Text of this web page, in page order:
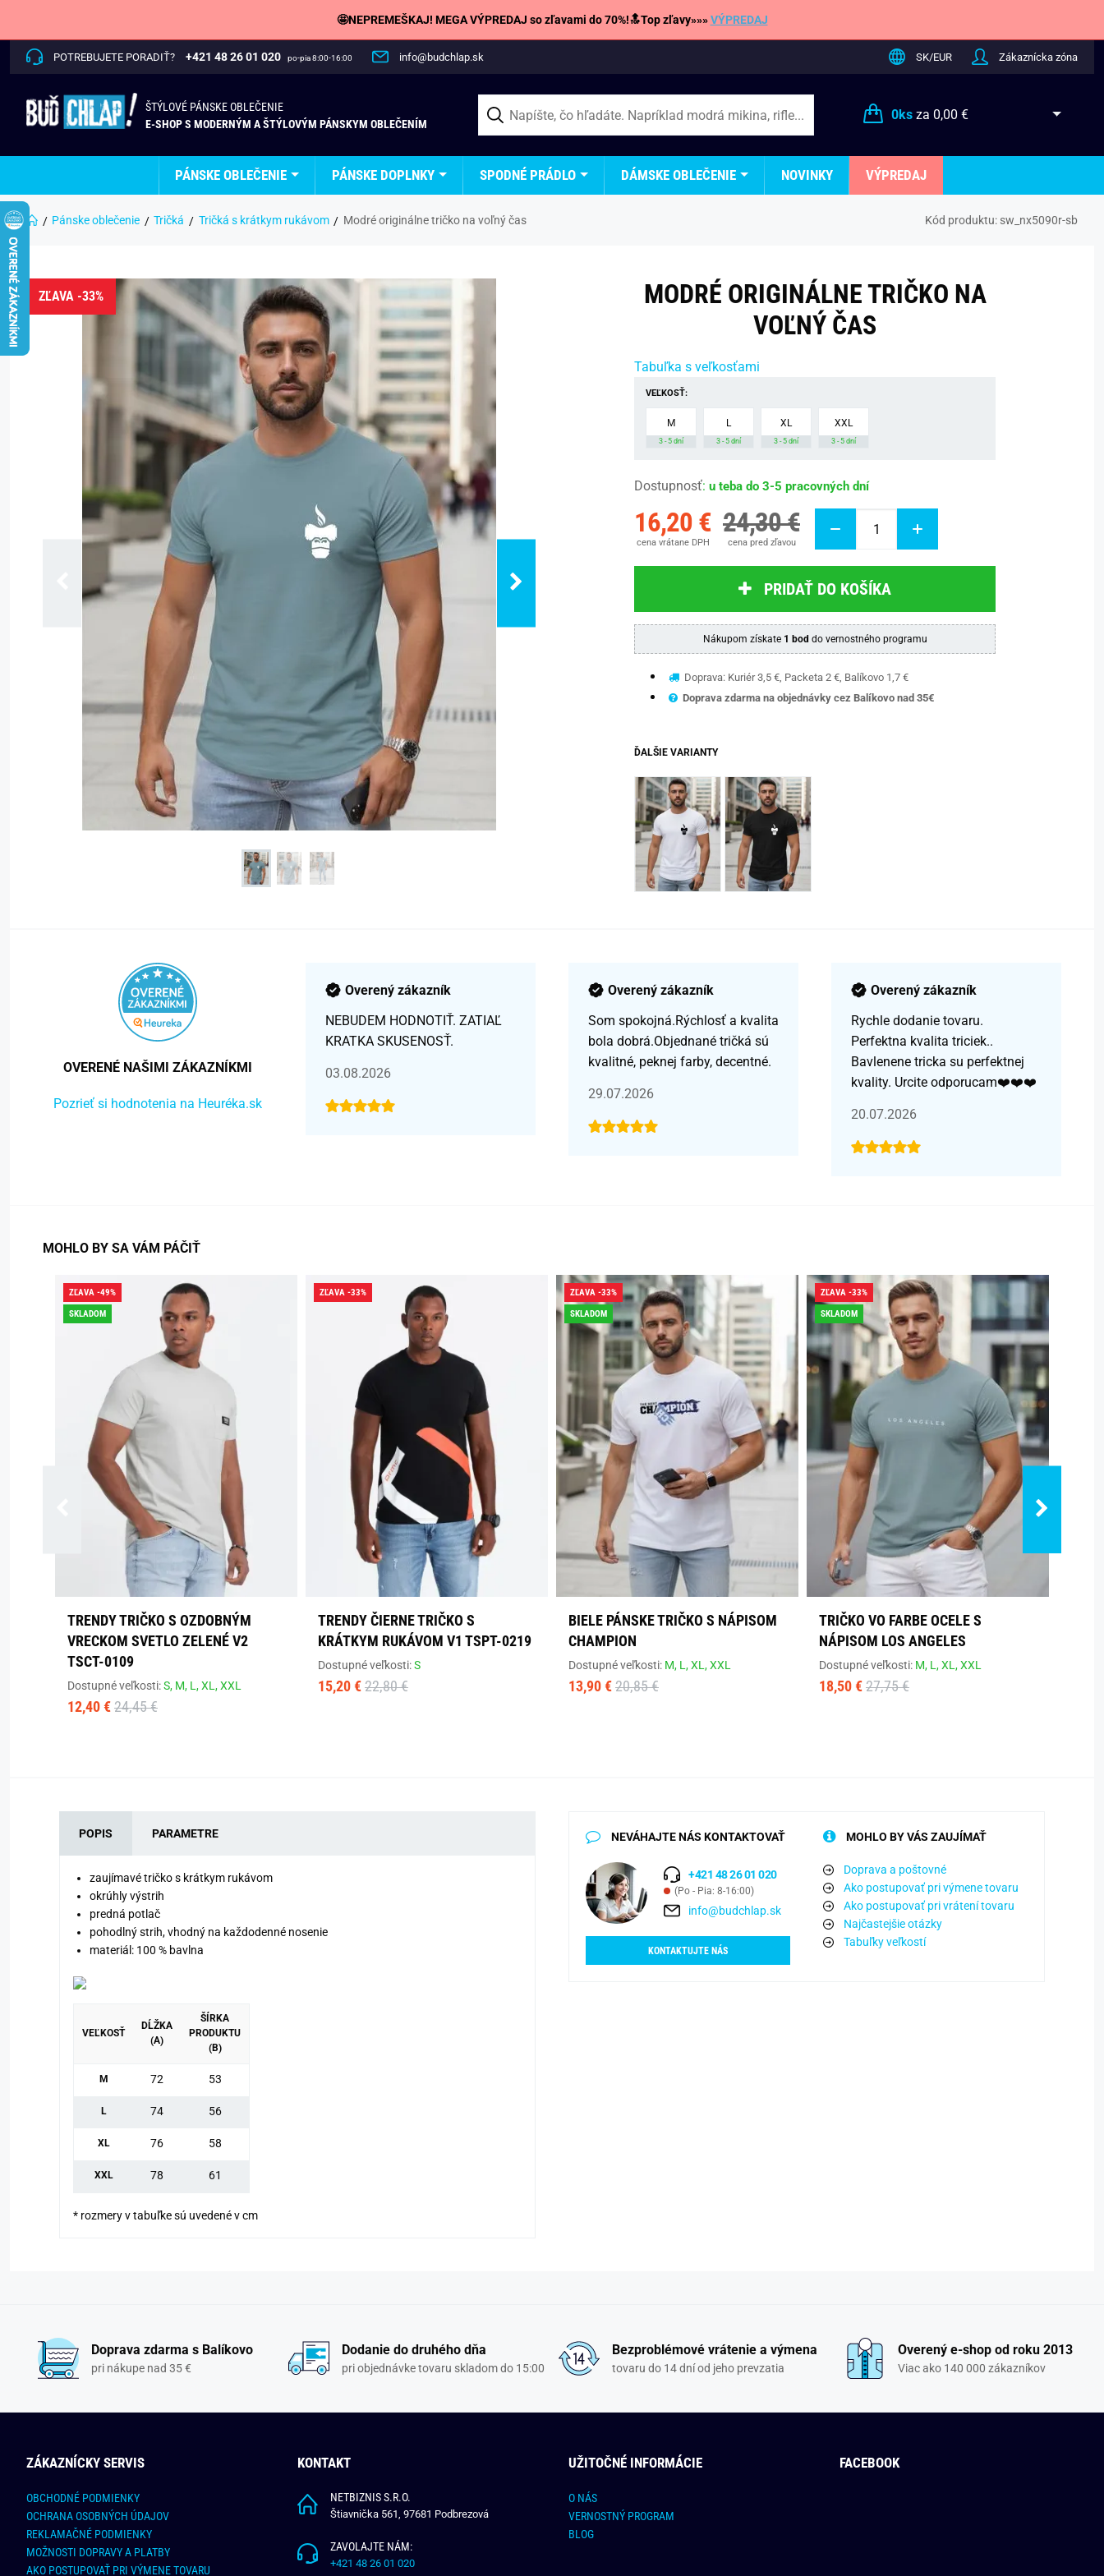
🤩NEPREMEŠKAJ! MEGA VÝPREDAJ so zľavami do 70%!🔝Top zľavy»»»VÝPREDAJ
POTREBUJETE PORADIŤ? +421 48 26 01 020 po-pia 8:00-16:00 info@budchlap.sk SK/EUR Zákaznícka zóna
ŠTÝLOVÉ PÁNSKE OBLEČENIE
E-SHOP S MODERNÝM A ŠTÝLOVÝM PÁNSKYM OBLEČENÍM
0ksza 0,00 €
PÁNSKE OBLEČENIE PÁNSKE DOPLNKY SPODNÉ PRÁDLO DÁMSKE OBLEČENIE NOVINKY VÝPREDAJ
Pánske oblečenie Tričká Tričká s krátkym rukávom Modré originálne tričko na voľný čas Kód produktu: sw_nx5090r-sb
ZĽAVA -33%
MODRÉ ORIGINÁLNE TRIČKO NA
VOĽNÝ ČAS
Tabuľka s veľkosťami
VEĽKOSŤ:
M
3 - 5 dní
L
3 - 5 dní
XL
3 - 5 dní
XXL
3 - 5 dní
Dostupnosť: u teba do 3-5 pracovných dní
16,20 €
cena vrátane DPH
24,30 €
cena pred zľavou
PRIDAŤ DO KOŠÍKA
Nákupom získate 1 bod do vernostného programu
Doprava: Kuriér 3,5 €, Packeta 2 €, Balíkovo 1,7 €
Doprava zdarma na objednávky cez Balíkovo nad 35€
ĎALŠIE VARIANTY
OVERENÉ NAŠIMI ZÁKAZNÍKMI
Pozrieť si hodnotenia na Heuréka.sk
Overený zákazník
NEBUDEM HODNOTIŤ. ZATIAĽ
KRATKA SKUSENOSŤ.
03.08.2026
Overený zákazník
Som spokojná.Rýchlosť a kvalita
bola dobrá.Objednané tričká sú
kvalitné, peknej farby, decentné.
29.07.2026
Overený zákazník
Rychle dodanie tovaru.
Perfektna kvalita triciek..
Bavlenene tricka su perfektnej
kvality. Urcite odporucam❤️❤️❤️
20.07.2026
MOHLO BY SA VÁM PÁČIŤ
ZĽAVA -49%
SKLADOM
TRENDY TRIČKO S OZDOBNÝM
VRECKOM SVETLO ZELENÉ V2
TSCT-0109
Dostupné veľkosti:S, M, L,XL,XXL
12,40 € 24,45 €
ZĽAVA -33%
TRENDY ČIERNE TRIČKO S
KRÁTKYM RUKÁVOM V1 TSPT-0219
Dostupné veľkosti:S
15,20 € 22,80 €
ZĽAVA -33%
SKLADOM
BIELE PÁNSKE TRIČKO S NÁPISOM
CHAMPION
Dostupné veľkosti: M, L,XL,XXL
13,90 € 20,85 €
ZĽAVA -33%
SKLADOM
TRIČKO VO FARBE OCELE S
NÁPISOM LOS ANGELES
Dostupné veľkosti: M, L,XL,XXL
18,50 € 27,75 €
POPIS PARAMETRE
zaujímavé tričko s krátkym rukávom
okrúhly výstrih
predná potlač
pohodlný strih, vhodný na každodenné nosenie
materiál: 100 % bavlna
VEĽKOSŤ
DĹŽKA
(A)
ŠÍRKA
PRODUKTU
(B)
M 72 53
L 74 56
XL 76 58
XXL 78 61
* rozmery v tabuľke sú uvedené v cm
NEVÁHAJTE NÁS KONTAKTOVAŤ
+421 48 26 01 020
(Po - Pia: 8-16:00)
info@budchlap.sk
KONTAKTUJTE NÁS
MOHLO BY VÁS ZAUJÍMAŤ
Doprava a poštovné
Ako postupovať pri výmene tovaru
Ako postupovať pri vrátení tovaru
Najčastejšie otázky
Tabuľky veľkostí
Doprava zdarma s Balíkovo
pri nákupe nad 35 €
Dodanie do druhého dňa
pri objednávke tovaru skladom do 15:00
Bezproblémové vrátenie a výmena
tovaru do 14 dní od jeho prevzatia
Overený e-shop od roku 2013
Viac ako 140 000 zákazníkov
ZÁKAZNÍCKY SERVIS
OBCHODNÉ PODMIENKY
OCHRANA OSOBNÝCH ÚDAJOV
REKLAMAČNÉ PODMIENKY
MOŽNOSTI DOPRAVY A PLATBY
AKO POSTUPOVAŤ PRI VÝMENE TOVARU
KONTAKT
NETBIZNIS S.R.O.
Štiavnička 561, 97681 Podbrezová
ZAVOLAJTE NÁM:
+421 48 26 01 020
UŽITOČNÉ INFORMÁCIE
O NÁS
VERNOSTNÝ PROGRAM
BLOG
FACEBOOK